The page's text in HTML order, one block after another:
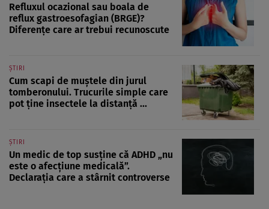
Refluxul ocazional sau boala de
reflux gastroesofagian (BRGE)?
Diferențe care ar trebui recunoscute
ȘTIRI
Cum scapi de muștele din jurul
tomberonului. Trucurile simple care
pot ține insectele la distanță ...
ȘTIRI
Un medic de top susține că ADHD „nu
este o afecțiune medicală”.
Declarația care a stârnit controverse